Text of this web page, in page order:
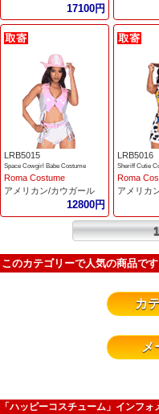
17100円
LRB5015
Space Cowgirl Babe Costume
Roma Costume
アメリカン/カウガール
12800円
LRB5016
Sheriff Cutie
Roma
アメリカ
このカテゴリーで人気の商品です
カ
メ
「ハッピーコスチューム」インフォ